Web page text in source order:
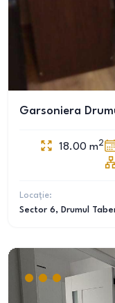
Garsoniera
18.00 m2
Locație:
Sector 6, Drumul